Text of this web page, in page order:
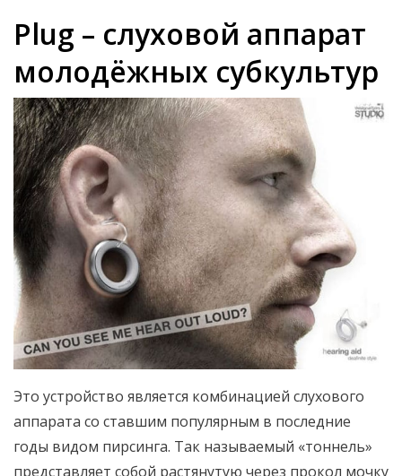
Plug – слуховой аппарат
молодёжных субкультур
Это устройство является комбинацией слухового
аппарата со ставшим популярным в последние
годы видом пирсинга. Так называемый «тоннель»
представляет собой растянутую через прокол мочку